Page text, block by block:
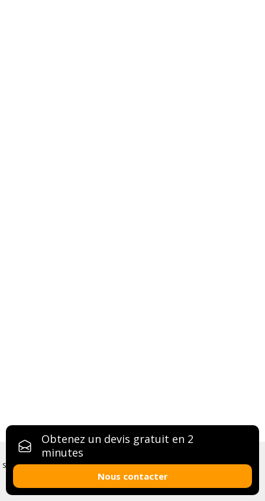
Obtenez un devis gratuit en 2
minutes
Nous contacter
Les cookies nous permettent de vous proposer nos
services plus facilement. En utilisant nos services, vous nous
donnez expressément votre accord pour exploiter ces
cookies.
OK